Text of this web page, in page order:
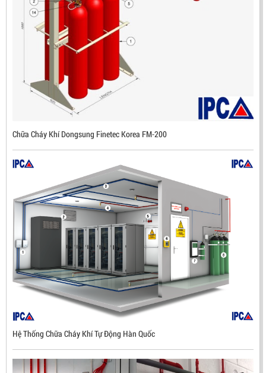
ĐẦU BÁO LỬA CHỐNG NỔ IR3- DX500 (MEKASENTRON
KOREA)
LIÊN HỆ
Mã sản phẩm: DX500
Chữa Cháy Khí Dongsung Finetec Korea FM-200
Hệ Thống Chữa Cháy Khí Tự Động Hàn Quốc